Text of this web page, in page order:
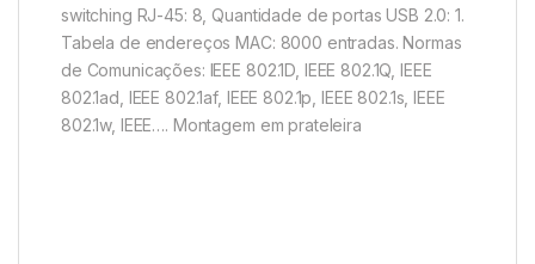
switching RJ-45: 8, Quantidade de portas USB 2.0: 1.
Tabela de endereços MAC: 8000 entradas. Normas
de Comunicações: IEEE 802.1D, IEEE 802.1Q, IEEE
802.1ad, IEEE 802.1af, IEEE 802.1p, IEEE 802.1s, IEEE
802.1w, IEEE…. Montagem em prateleira